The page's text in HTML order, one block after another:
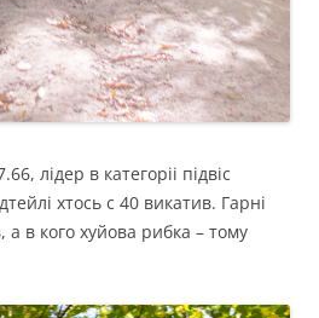
лідер в категоріі підвіс
хтось с 40 викатив. Гарні
а в кого хуйова рибка – тому